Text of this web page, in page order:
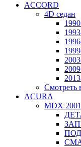
ACCORD
4D седан
Смотреть
ACURA
MDX